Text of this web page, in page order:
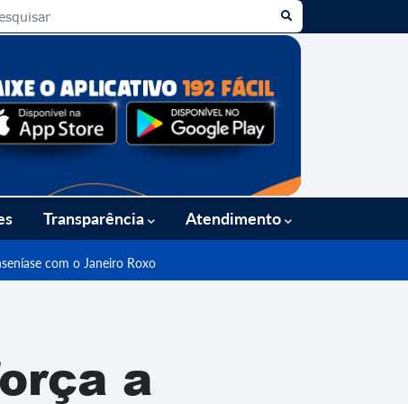
Transparência Atendimento
com o Janeiro Roxo
a